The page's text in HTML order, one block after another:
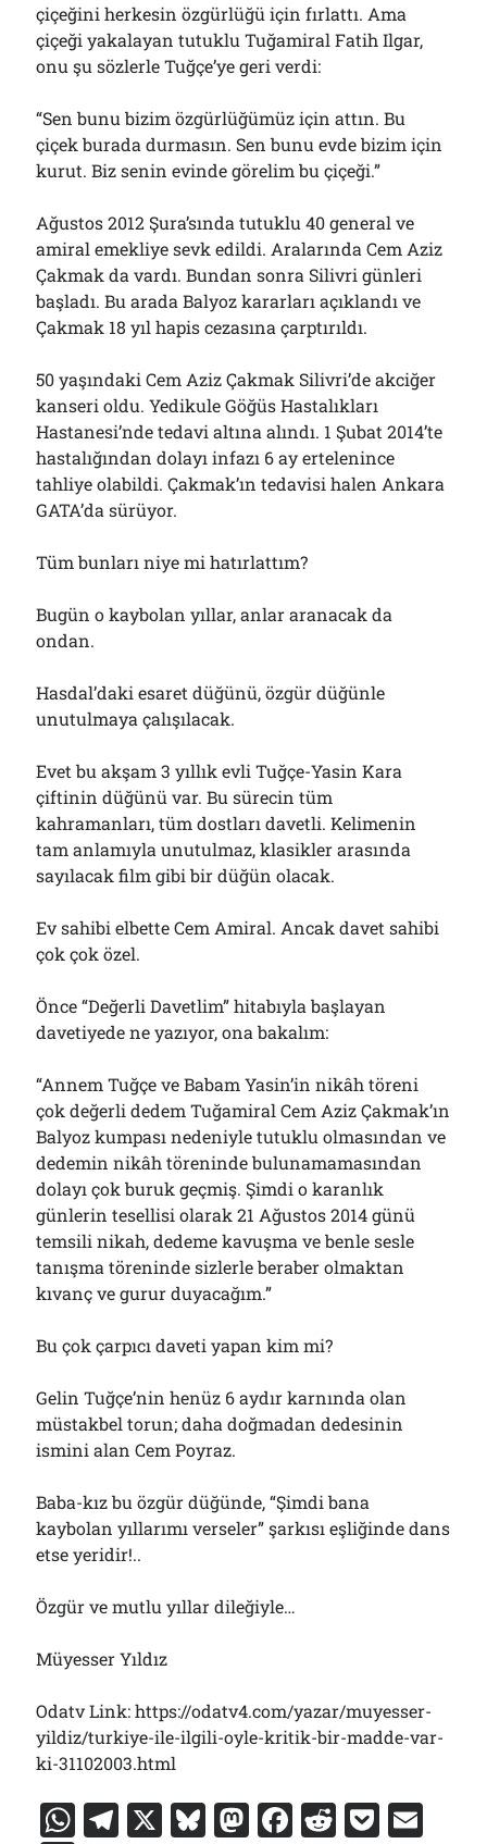
çiçeğini herkesin özgürlüğü için fırlattı. Ama
çiçeği yakalayan tutuklu Tuğamiral Fatih Ilgar,
onu şu sözlerle Tuğçe’ye geri verdi:
“Sen bunu bizim özgürlüğümüz için attın. Bu
çiçek burada durmasın. Sen bunu evde bizim için
kurut. Biz senin evinde görelim bu çiçeği.”
Ağustos 2012 Şura’sında tutuklu 40 general ve
amiral emekliye sevk edildi. Aralarında Cem Aziz
Çakmak da vardı. Bundan sonra Silivri günleri
başladı. Bu arada Balyoz kararları açıklandı ve
Çakmak 18 yıl hapis cezasına çarptırıldı.
50 yaşındaki Cem Aziz Çakmak Silivri’de akciğer
kanseri oldu. Yedikule Göğüs Hastalıkları
Hastanesi’nde tedavi altına alındı. 1 Şubat 2014’te
hastalığından dolayı infazı 6 ay ertelenince
tahliye olabildi. Çakmak’ın tedavisi halen Ankara
GATA’da sürüyor.
Tüm bunları niye mi hatırlattım?
Bugün o kaybolan yıllar, anlar aranacak da
ondan.
Hasdal’daki esaret düğünü, özgür düğünle
unutulmaya çalışılacak.
Evet bu akşam 3 yıllık evli Tuğçe-Yasin Kara
çiftinin düğünü var. Bu sürecin tüm
kahramanları, tüm dostları davetli. Kelimenin
tam anlamıyla unutulmaz, klasikler arasında
sayılacak film gibi bir düğün olacak.
Ev sahibi elbette Cem Amiral. Ancak davet sahibi
çok çok özel.
Önce “Değerli Davetlim” hitabıyla başlayan
davetiyede ne yazıyor, ona bakalım:
“Annem Tuğçe ve Babam Yasin’in nikâh töreni
çok değerli dedem Tuğamiral Cem Aziz Çakmak’ın
Balyoz kumpası nedeniyle tutuklu olmasından ve
dedemin nikâh töreninde bulunamamasından
dolayı çok buruk geçmiş. Şimdi o karanlık
günlerin tesellisi olarak 21 Ağustos 2014 günü
temsili nikah, dedeme kavuşma ve benle sesle
tanışma töreninde sizlerle beraber olmaktan
kıvanç ve gurur duyacağım.”
Bu çok çarpıcı daveti yapan kim mi?
Gelin Tuğçe’nin henüz 6 aydır karnında olan
müstakbel torun; daha doğmadan dedesinin
ismini alan Cem Poyraz.
Baba-kız bu özgür düğünde, “Şimdi bana
kaybolan yıllarımı verseler” şarkısı eşliğinde dans
etse yeridir!..
Özgür ve mutlu yıllar dileğiyle…
Müyesser Yıldız
Odatv Link: https://odatv4.com/yazar/muyesser-
yildiz/turkiye-ile-ilgili-oyle-kritik-bir-madde-var-
ki-31102003.html
W T X Bl M F R P